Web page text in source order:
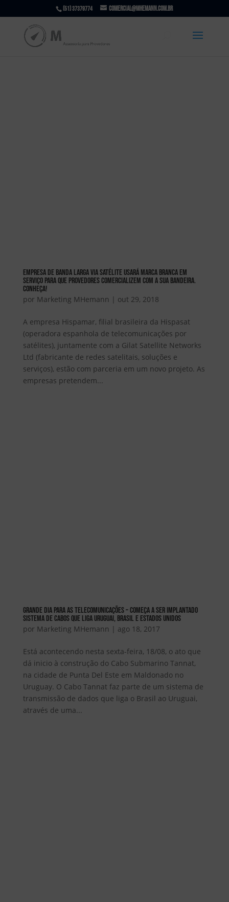
(51) 37379774 comercial@mhemann.com.br
Empresa de Banda Larga Via Satélite usará marca branca em
serviço para que Provedores comercializem com a sua bandeira.
Conheça!
por Marketing MHemann | out 29, 2018
A empresa Hispamar, filial brasileira da Hispasat
(operadora espanhola de telecomunicações por
satélites), juntamente com a Gilat Satellite Networks
Ltd (fabricante de redes satelitais, soluções e
serviços), estão com parceria em um novo projeto. As
empresas pretendem...
GRANDE DIA PARA AS TELECOMUNICAÇÕES – COMEÇA A SER IMPLANTADO
SISTEMA DE CABOS QUE LIGA URUGUAI, BRASIL E ESTADOS UNIDOS
por Marketing MHemann | ago 18, 2017
Está acontecendo nesta sexta-feira, 18/08, o ato que
dá inicio à construção do Cabo Submarino Tannat,
na cidade de Punta Del Este em Maldonado no
Uruguay. O Cabo Tannat faz parte de um sistema de
transmissão de dados que liga o Brasil ao Uruguai,
através de uma...